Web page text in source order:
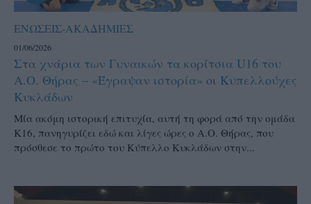
ΕΝΩΣΕΙΣ-ΑΚΑΔΗΜΙΕΣ
01/06/2026
Στα χνάρια των Γυναικών τα κορίτσια U16 του
Α.Ο. Θήρας – «Έγραψαν ιστορία» οι Κυπελλούχες
Κυκλάδων
Μία ακόμη ιστορική επιτυχία, αυτή τη φορά από την ομάδα
Κ16, πανηγυρίζει εδώ και λίγες ώρες ο Α.Ο. Θήρας, που
πρόσθεσε το πρώτο του Κύπελλο Κυκλάδων στην...